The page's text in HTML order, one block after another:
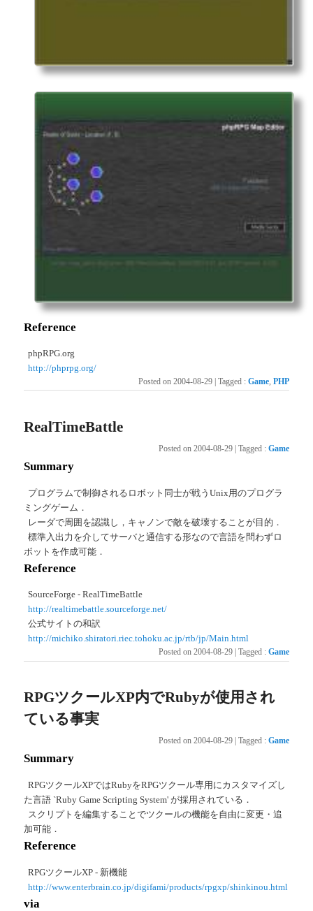
Reference
phpRPG.org
http://phprpg.org/
Posted on 2004-08-29 Tagged : Game, PHP
RealTimeBattle
Posted on 2004-08-29 Tagged : Game
Summary
プログラムで制御されるロボット同士が戦うUnix用のプログラ
ミングゲーム．
レーダで周囲を認識し，キャノンで敵を破壊することが目的．
標準入出力を介してサーバと通信する形なので言語を問わずロ
ボットを作成可能．
Reference
SourceForge - RealTimeBattle
http://realtimebattle.sourceforge.net/
公式サイトの和訳
http://michiko.shiratori.riec.tohoku.ac.jp/rtb/jp/Main.html
Posted on 2004-08-29 Tagged : Game
RPGツクールXP内でRubyが使用され
ている事実
Posted on 2004-08-29 Tagged : Game
Summary
RPGツクールXPではRubyをRPGツクール専用にカスタマイズし
た言語 `Ruby Game Scripting System' が採用されている．
スクリプトを編集することでツクールの機能を自由に変更・追
加可能．
Reference
RPGツクールXP - 新機能
http://www.enterbrain.co.jp/digifami/products/rpgxp/shinkinou.html
via